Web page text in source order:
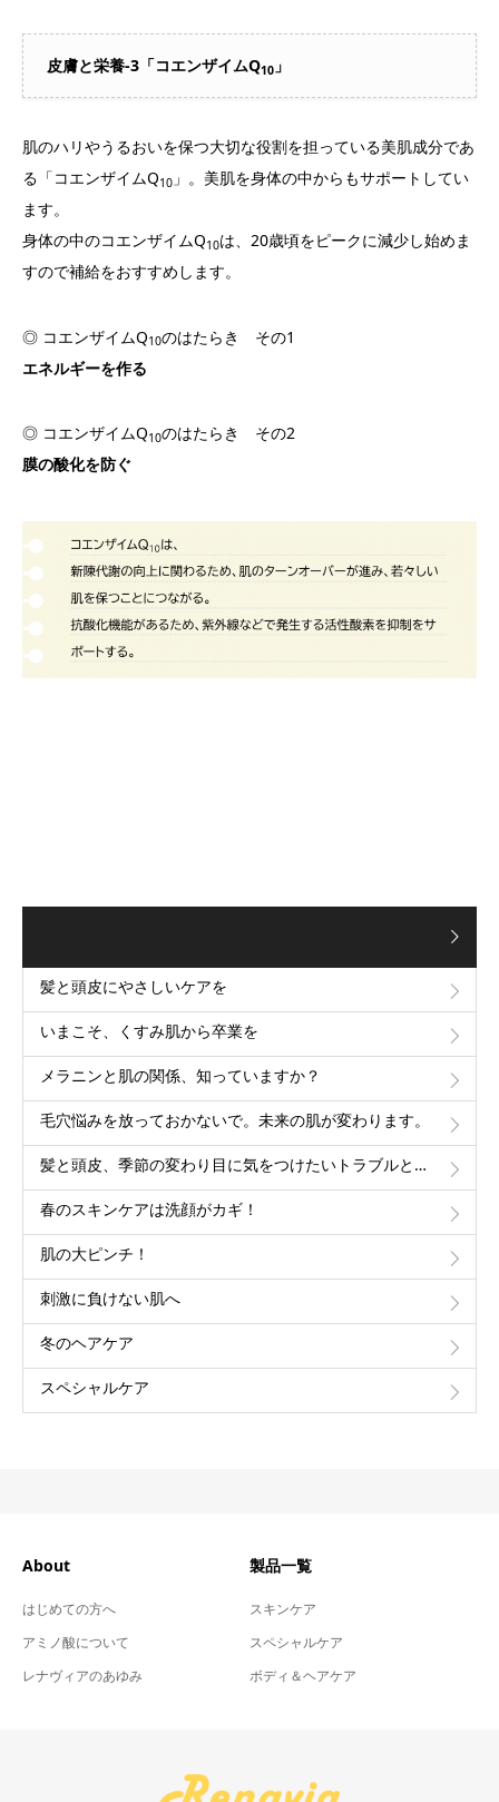
皮膚と栄養-3「コエンザイムQ10 」
肌のハリやうるおいを保つ大切な役割を担っている美肌成分であ
る「コエンザイムQ10 」。美肌を身体の中からもサポートしてい
ます。
身体の中のコエンザイムQ10は、20歳頃をピークに減少し始めま
すので補給をおすすめします。
◎ コエンザイムQ10のはたらき その1
エネルギーを作る
◎ コエンザイムQ10のはたらき その2
膜の酸化を防ぐ
髪と頭皮にやさしいケアを
いまこそ、くすみ肌から卒業を
メラニンと肌の関係、知っていますか？
毛穴悩みを放っておかないで。未来の肌が変わります。
髪と頭皮、季節の変わり目に気をつけたいトラブルと対策
春のスキンケアは洗顔がカギ！
肌の大ピンチ！
刺激に負けない肌へ
冬のヘアケア
スペシャルケア
About
はじめての方へ
アミノ酸について
レナヴィアのあゆみ
製品一覧
スキンケア
スペシャルケア
ボディ＆ヘアケア